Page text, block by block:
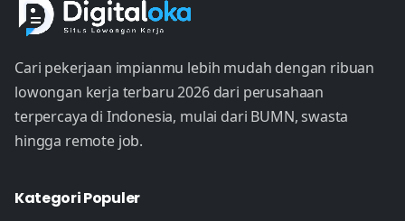
Cari pekerjaan impianmu lebih mudah dengan ribuan
lowongan kerja terbaru 2026 dari perusahaan
terpercaya di Indonesia, mulai dari BUMN, swasta
hingga remote job.
Kategori Populer